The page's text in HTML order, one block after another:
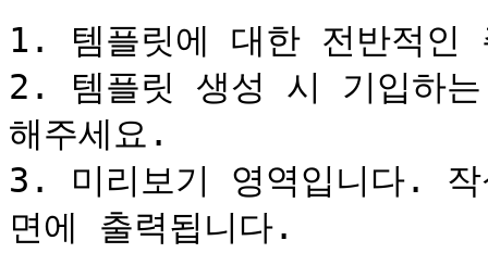
1. 템플릿에 대한 전반적인
2. 템플릿 생성 시 기입하
해주세요.
3. 미리보기 영역입니다.
면에 출력됩니다.